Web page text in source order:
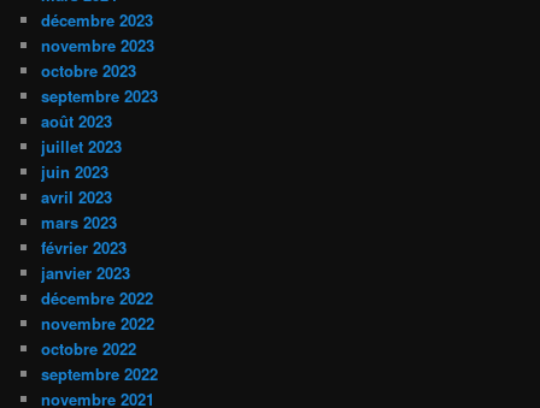
décembre 2023
novembre 2023
octobre 2023
septembre 2023
août 2023
juillet 2023
juin 2023
avril 2023
mars 2023
février 2023
janvier 2023
décembre 2022
novembre 2022
octobre 2022
septembre 2022
novembre 2021